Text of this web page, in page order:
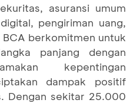
asuransi umum
pengiriman uang,
berkomitmen untuk
panjang dengan
kepentingan
dampak positif
Dengan sekitar 25.000